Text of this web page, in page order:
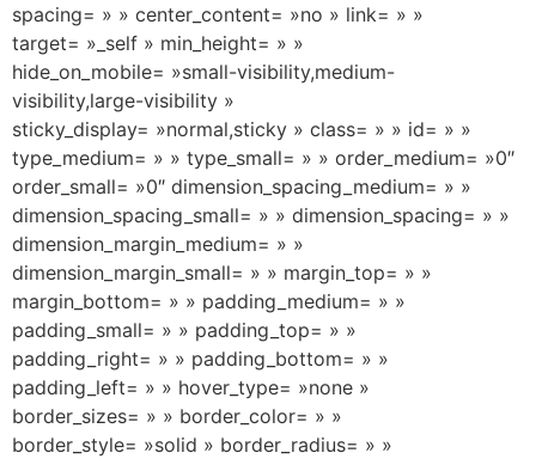
spacing= » » center_content= »no » link= » »
target= »_self » min_height= » »
hide_on_mobile= »small-visibility,medium-
visibility,large-visibility »
sticky_display= »normal,sticky » class= » » id= » »
type_medium= » » type_small= » » order_medium= »0″
order_small= »0″ dimension_spacing_medium= » »
dimension_spacing_small= » » dimension_spacing= » »
dimension_margin_medium= » »
dimension_margin_small= » » margin_top= » »
margin_bottom= » » padding_medium= » »
padding_small= » » padding_top= » »
padding_right= » » padding_bottom= » »
padding_left= » » hover_type= »none »
border_sizes= » » border_color= » »
border_style= »solid » border_radius= » »